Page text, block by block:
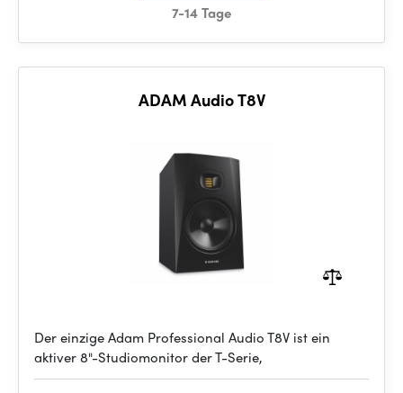
7-14 Tage
ADAM Audio T8V
Der einzige Adam Professional Audio T8V ist ein
aktiver 8"-Studiomonitor der T-Serie,